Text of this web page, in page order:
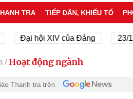
TRA TIẾP DÂN, KHIẾU TỐ
hội XIV của Đảng 23/11/
/ Hoạt động ngành
Thanh tra trên